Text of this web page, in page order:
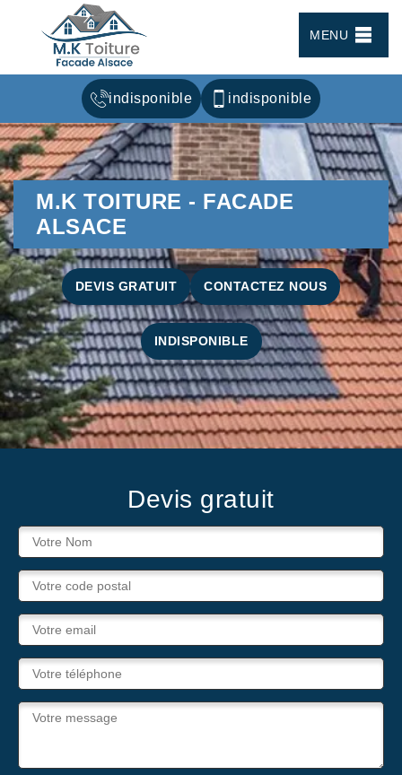
MENU
indisponible indisponible
M.K TOITURE - FACADE
ALSACE
DEVIS GRATUIT CONTACTEZ NOUS
INDISPONIBLE
Devis gratuit